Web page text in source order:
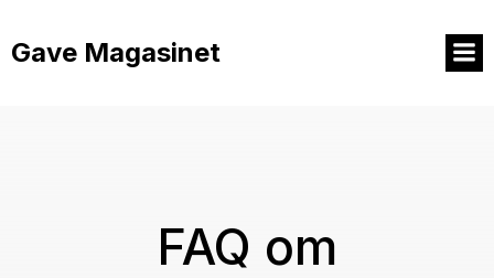
indhold
Gave Magasinet
FAQ om